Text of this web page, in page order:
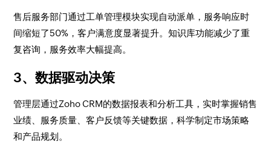
售后服务部门通过工单管理模块实现自动派单，服务响应时
间缩短了50%，客户满意度显著提升。知识库功能减少了重
复咨询，服务效率大幅提高。
3、数据驱动决策
管理层通过Zoho CRM的数据报表和分析工具，实时掌握销售
业绩、服务质量、客户反馈等关键数据，科学制定市场策略
和产品规划。